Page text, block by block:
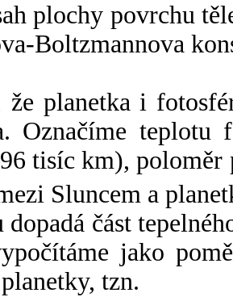
plochy povrchu
Boltzmannova
že planetka i
Označíme
tisíc km),
Sluncem a
dopadá část
jako
tzn.